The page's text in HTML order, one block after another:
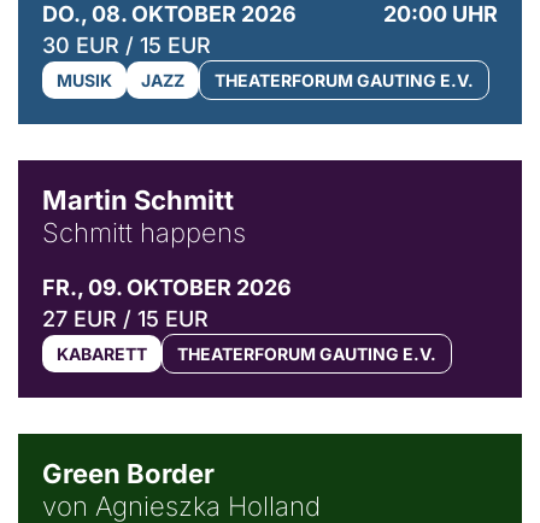
DO., 08. OKTOBER 2026
20:00 UHR
30 EUR / 15 EUR
MUSIK JAZZ THEATERFORUM GAUTING E.V.
Martin Schmitt
Schmitt happens
FR., 09. OKTOBER 2026
27 EUR / 15 EUR
KABARETT THEATERFORUM GAUTING E.V.
Green Border
von Agnieszka Holland